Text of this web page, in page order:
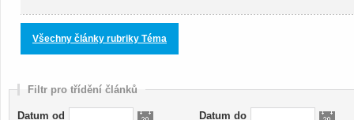
Všechny články rubriky Téma
Filtr pro třídění článků
Datum od Datum do